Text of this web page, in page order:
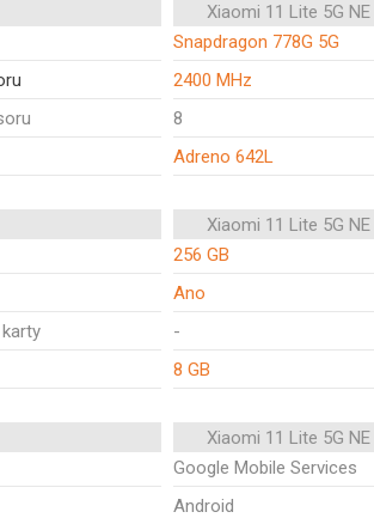
Xiaomi 11 Lite 5G NE
Snapdragon 778G 5G
2400 MHz
8
Adreno 642L
Xiaomi 11 Lite 5G NE
256 GB
Ano
-
8 GB
Xiaomi 11 Lite 5G NE
Google Mobile Services
Android